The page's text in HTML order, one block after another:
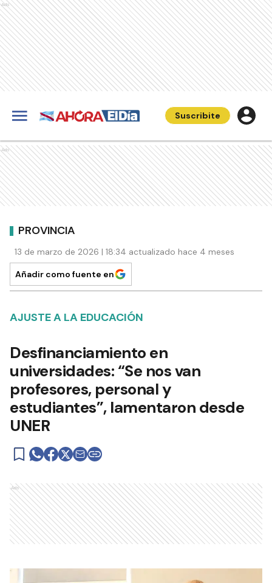
Ads
Suscribite
Ads
PROVINCIA
13 de marzo de 2026 | 18:34 actualizado hace 4 meses
Añadir como fuente en
AJUSTE A LA EDUCACIÓN
Desfinanciamiento en
universidades: “Se nos van
profesores, personal y
estudiantes”, lamentaron desde
UNER
Ads